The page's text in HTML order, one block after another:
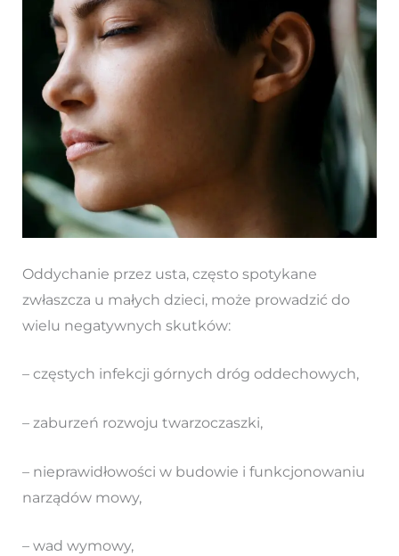
Oddychanie przez usta, często spotykane
zwłaszcza u małych dzieci, może prowadzić do
wielu negatywnych skutków:
– częstych infekcji górnych dróg oddechowych,
– zaburzeń rozwoju twarzoczaszki,
– nieprawidłowości w budowie i funkcjonowaniu
narządów mowy,
– wad wymowy,